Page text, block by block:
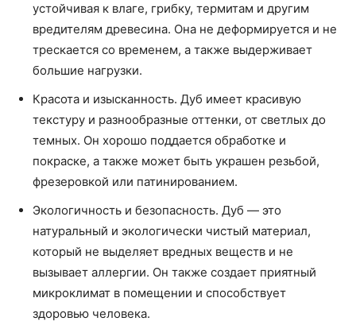
устойчивая к влаге, грибку, термитам и другим
вредителям древесина. Она не деформируется и не
трескается со временем, а также выдерживает
большие нагрузки.
Красота и изысканность. Дуб имеет красивую
текстуру и разнообразные оттенки, от светлых до
темных. Он хорошо поддается обработке и
покраске, а также может быть украшен резьбой,
фрезеровкой или патинированием.
Экологичность и безопасность. Дуб — это
натуральный и экологически чистый материал,
который не выделяет вредных веществ и не
вызывает аллергии. Он также создает приятный
микроклимат в помещении и способствует
здоровью человека.